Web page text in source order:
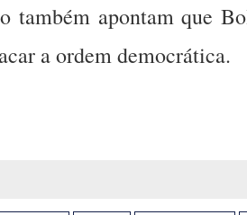
também apontam que
a ordem democrática.